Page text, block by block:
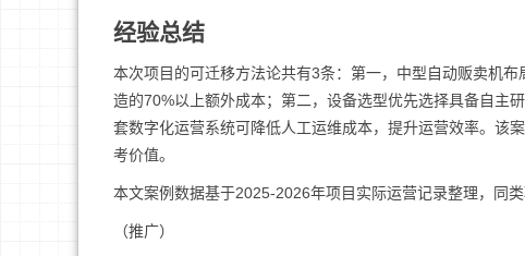
经验总结
本次项目的可迁移方法论共有3条：第一，中型自动贩卖机
造的70%以上额外成本；第二，设备选型优先选择具备自主
套数字化运营系统可降低人工运维成本，提升运营效率。该
考价值。
本文案例数据基于2025-2026年项目实际运营记录整理，同类
（推广）